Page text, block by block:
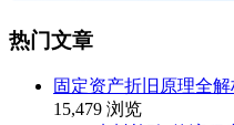
热门文章
固定资产折旧原理全
15,479 浏览